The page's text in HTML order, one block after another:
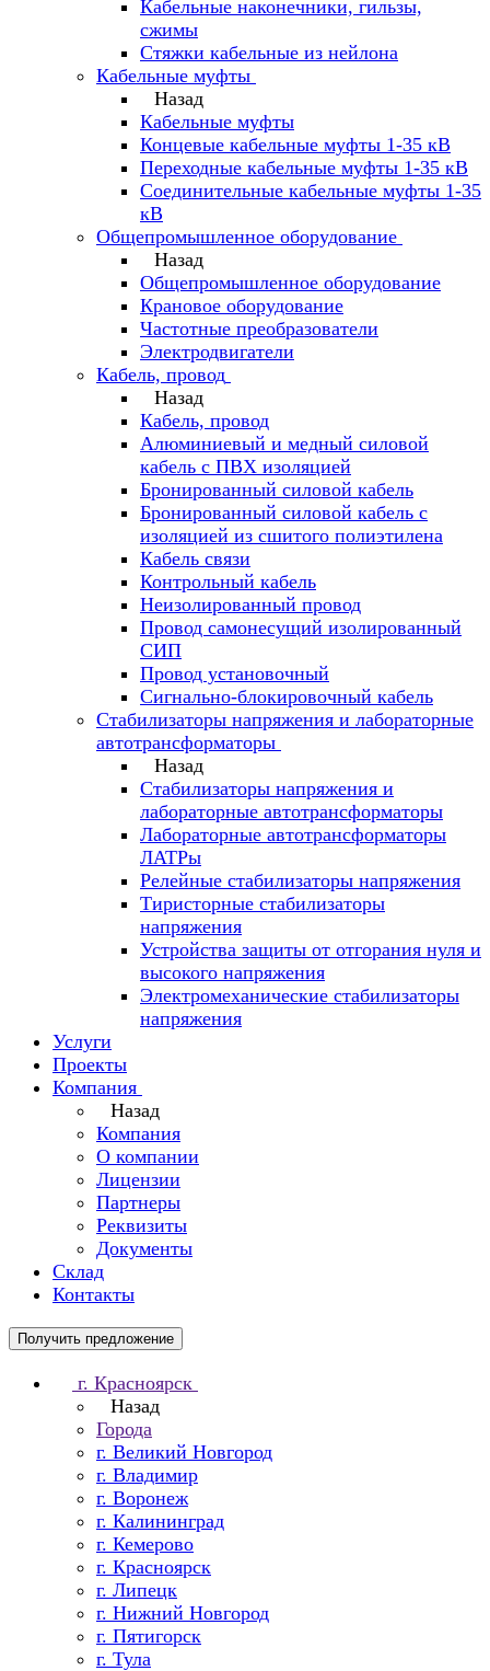
Кабельные наконечники, гильзы,
сжимы
Стяжки кабельные из нейлона
Кабельные муфты
Назад
Кабельные муфты
Концевые кабельные муфты 1-35 кВ
Переходные кабельные муфты 1-35 кВ
Соединительные кабельные муфты 1-35
кВ
Общепромышленное оборудование
Назад
Общепромышленное оборудование
Крановое оборудование
Частотные преобразователи
Электродвигатели
Кабель, провод
Назад
Кабель, провод
Алюминиевый и медный силовой
кабель с ПВХ изоляцией
Бронированный силовой кабель
Бронированный силовой кабель с
изоляцией из сшитого полиэтилена
Кабель связи
Контрольный кабель
Неизолированный провод
Провод самонесущий изолированный
СИП
Провод установочный
Сигнально-блокировочный кабель
Стабилизаторы напряжения и лабораторные
автотрансформаторы
Назад
Стабилизаторы напряжения и
лабораторные автотрансформаторы
Лабораторные автотрансформаторы
ЛАТРы
Релейные стабилизаторы напряжения
Тиристорные стабилизаторы
напряжения
Устройства защиты от отгорания нуля и
высокого напряжения
Электромеханические стабилизаторы
напряжения
Услуги
Проекты
Компания
Назад
Компания
О компании
Лицензии
Партнеры
Реквизиты
Документы
Склад
Контакты
Получить предложение
г. Красноярск
Назад
Города
г. Великий Новгород
г. Владимир
г. Воронеж
г. Калининград
г. Кемерово
г. Красноярск
г. Липецк
г. Нижний Новгород
г. Пятигорск
г. Тула